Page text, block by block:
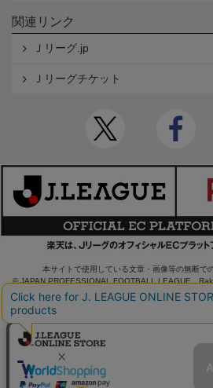
関連リンク
Ｊリーグ.jp
Ｊリーグチケット
本サイトで使用している文章・画像等の無断で
© JAPAN PROFESSIONAL FOOTBALL LEAGUE
SERVED.